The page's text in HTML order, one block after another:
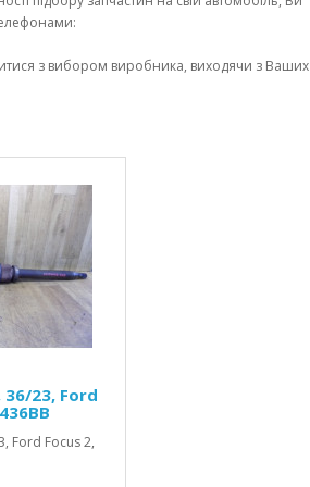
з вибором виробника, виходячи з Ваших
36/23, Ford
Ford Focus 2,